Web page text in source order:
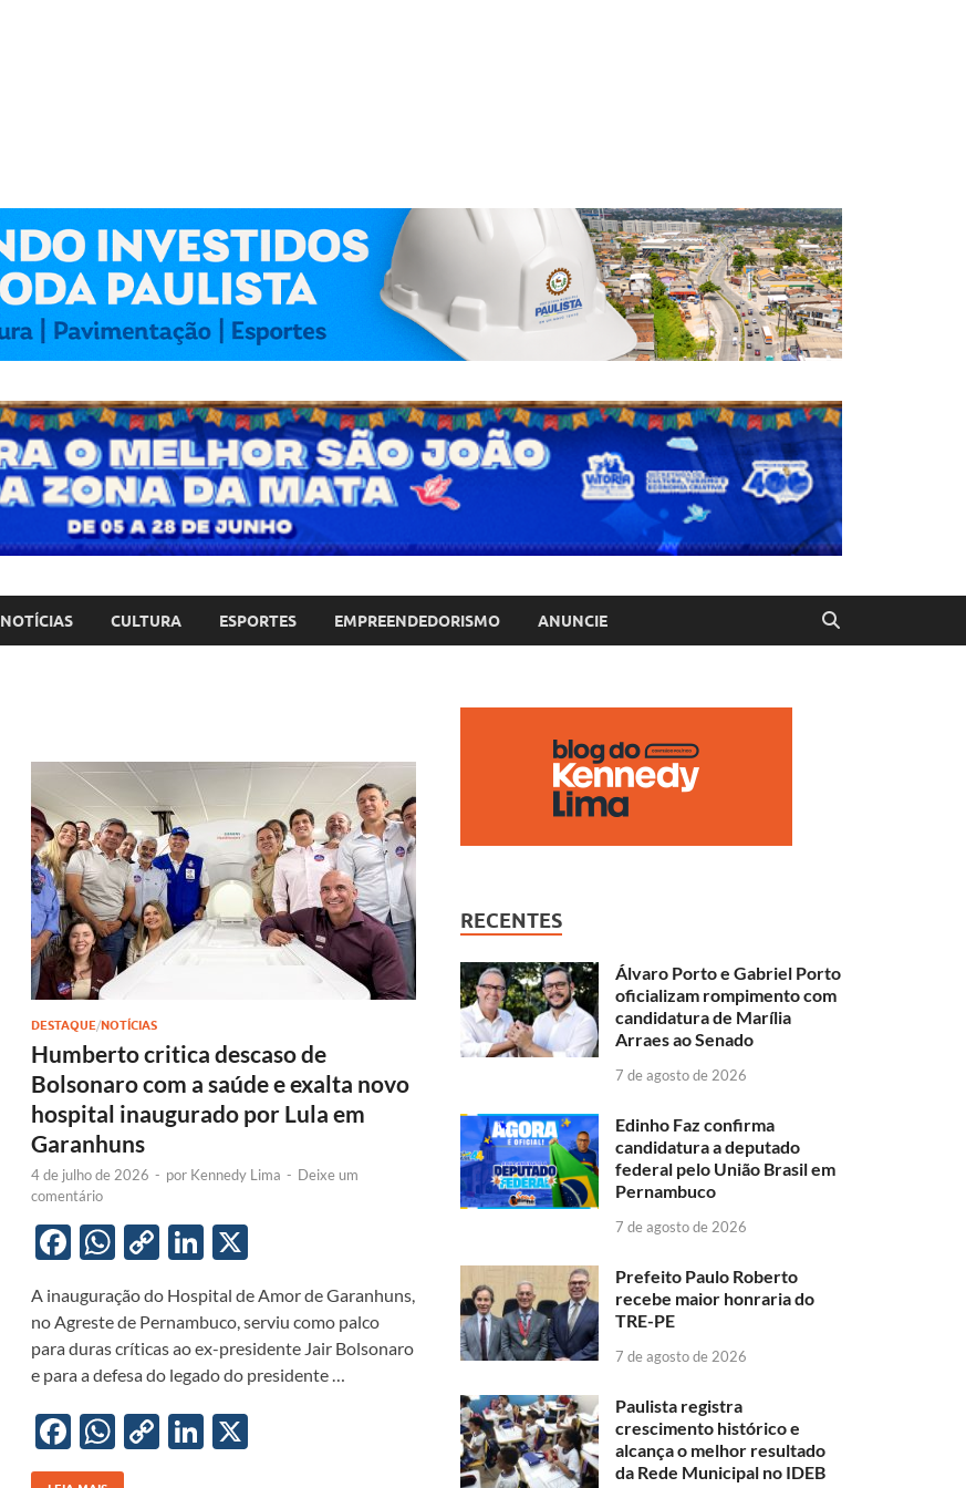
NOTÍCIAS CULTURA ESPORTES EMPREENDEDORISMO ANUNCIE
DESTAQUE/NOTÍCIAS
Humberto critica descaso de
Bolsonaro com a saúde e exalta novo
hospital inaugurado por Lula em
Garanhuns
4 de julho de 2026 - por Kennedy Lima - Deixe um
comentário
F
e
b
o
o
k
W
at
s
A
p
p
C
p
y
Li
n
k
Li
k
e
dI
n
A inauguração do Hospital de Amor de Garanhuns,
no Agreste de Pernambuco, serviu como palco
para duras críticas ao ex-presidente Jair Bolsonaro
e para a defesa do legado do presidente …
F
ac
W
h
C
Li
RECENTES
Álvaro Porto e Gabriel Porto
oficializam rompimento com
candidatura de Marília
Arraes ao Senado
7 de agosto de 2026
Edinho Faz confirma
candidatura a deputado
federal pelo União Brasil em
Pernambuco
7 de agosto de 2026
Prefeito Paulo Roberto
recebe maior honraria do
TRE-PE
7 de agosto de 2026
Paulista registra
crescimento histórico e
alcança o melhor resultado
da Rede Municipal no IDEB